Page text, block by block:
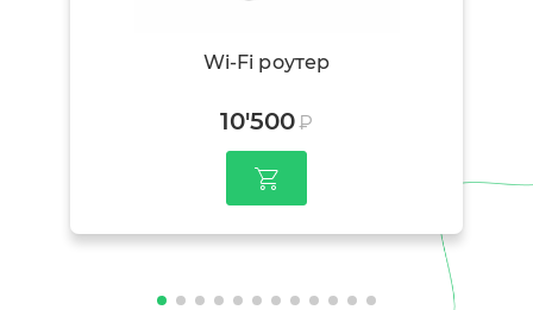
Wi-Fi роутер
10'500₽